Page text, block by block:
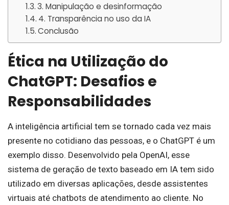
3. Manipulação e desinformação
4. Transparência no uso da IA
Conclusão
Ética na Utilização do
ChatGPT: Desafios e
Responsabilidades
A inteligência artificial tem se tornado cada vez mais
presente no cotidiano das pessoas, e o ChatGPT é um
exemplo disso. Desenvolvido pela OpenAI, esse
sistema de geração de texto baseado em IA tem sido
utilizado em diversas aplicações, desde assistentes
virtuais até chatbots de atendimento ao cliente. No